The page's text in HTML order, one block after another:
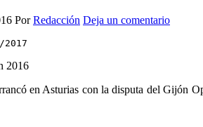
PorRedacción Deja un comentario
2017
en Asturias con la disputa del Gijón